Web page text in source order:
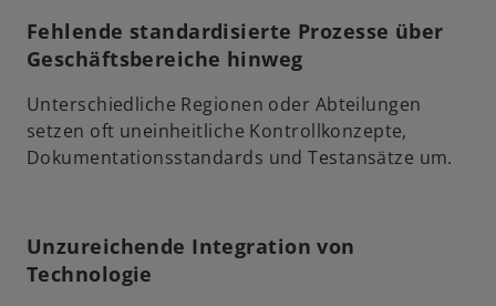
Fehlende standardisierte Prozesse über
Geschäftsbereiche hinweg
Unterschiedliche Regionen oder Abteilungen
setzen oft uneinheitliche Kontrollkonzepte,
Dokumentationsstandards und Testansätze um.
Unzureichende Integration von
Technologie